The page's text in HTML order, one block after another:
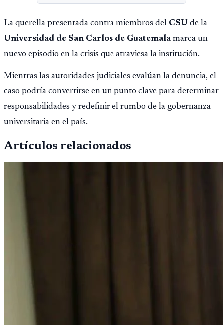
La querella presentada contra miembros del CSU de la
Universidad de San Carlos de Guatemalamarca un
nuevo episodio en la crisis que atraviesa la institución.
Mientras las autoridades judiciales evalúan la denuncia, el
caso podría convertirse en un punto clave para determinar
responsabilidades y redefinir el rumbo de la gobernanza
universitaria en el país.
Artículos relacionados